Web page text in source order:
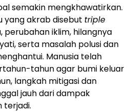
semakin mengkhawatirkan.
yang akrab disebut triple
perubahan iklim, hilangnya
serta masalah polusi dan
Manusia telah
tahun agar bumi keluar
langkah mitigasi dan
jauh dari dampak
terjadi.